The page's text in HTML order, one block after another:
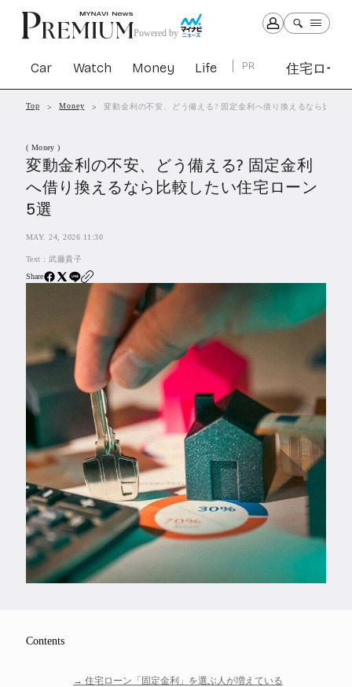
Powered by
Car Watch Money Life PR 住宅ロー
Car1299 Watch Money Life
PR
住宅ローン
SBIネオトレード証券
特集&連載記事
Feature
Series
Top Money 変動金利の不安、どう備える? 固定金利へ借り換えるなら比較し
( Money )
変動金利の不安、どう備える? 固定金利
へ借り換えるなら比較したい住宅ローン
5選
MAY. 24, 2026 11:30
Text :武藤貴子
Share
Contents
住宅ローン「固定金利」を選ぶ人が増えている